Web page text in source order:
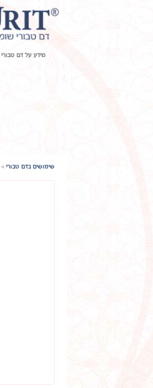
מידע על דם טבורי
שימושים בדם טבורי »